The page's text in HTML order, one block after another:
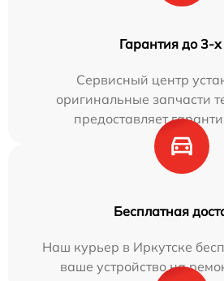
Гарантия до 3-х
Сервисный центр
оригинальные запчасти
предоставляет
Бесплатная
Наш курьер в Иркутске
ваше устройство на